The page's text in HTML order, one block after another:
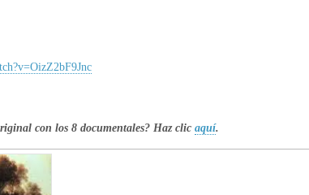
v=OizZ2bF9Jnc
con los 8 documentales? Haz clic aquí.